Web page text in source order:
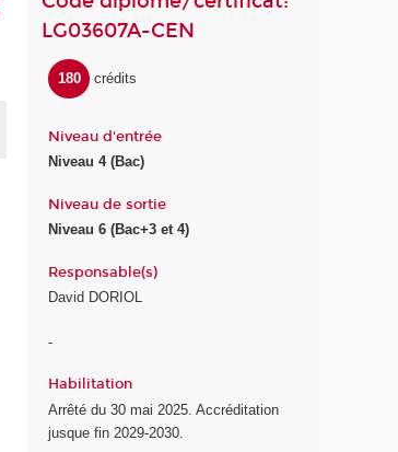
LG03607A-CEN
180 crédits
Niveau d'entrée
Niveau 4 (Bac)
Niveau de sortie
Niveau 6 (Bac+3 et 4)
Responsable(s)
David DORIOL
-
Habilitation
Arrêté du 30 mai 2025. Accréditation
jusque fin 2029-2030.